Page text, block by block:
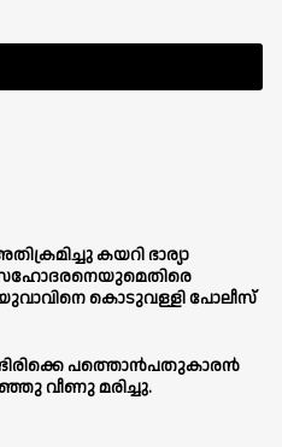
കയറി ഭാര്യാ
സഹോദരനെയുമെതിരെ
കൊടുവള്ളി പോലീസ്
പത്തൊൻപതുകാരൻ
വീണു മരിച്ചു.